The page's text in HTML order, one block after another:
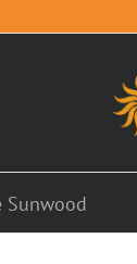
Sunwood